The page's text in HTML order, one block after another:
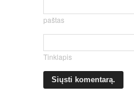
paštas
Tinklapis